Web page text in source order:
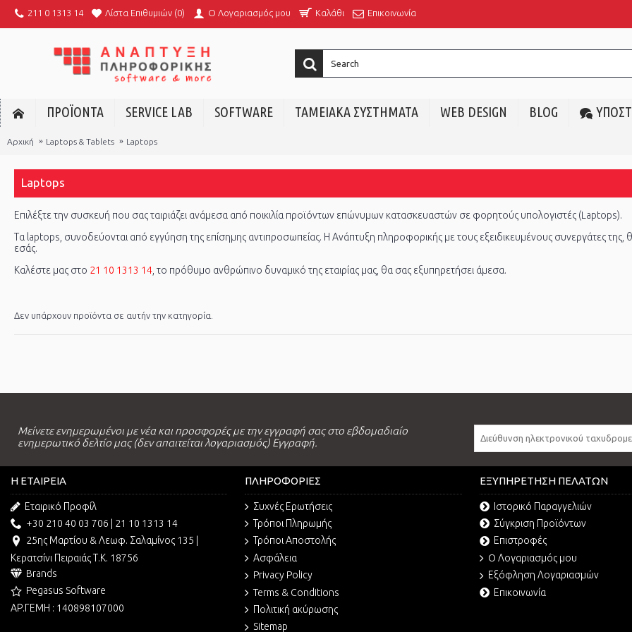
211 0 1313 14 Λίστα Επιθυμιών (0) O Λογαριασμός μου Καλάθι Επικοινωνία
ΠΡΟΪΟΝΤΑ SERVICE LAB SOFTWARE ΤΑΜΕΙΑΚΑ ΣΥΣΤΗΜΑΤΑ WEB DESIGN BLOG
Αρχική Laptops & Tablets Laptops
Laptops
Επιλέξτε την συσκευή που σας ταιριάζει ανάμεσα από ποικιλία προϊόντων επώνυμων κατασκευαστών σε φορητούς υπολογιστές (Laptops).
Τα laptops, συνοδεύονται από εγγύηση της επίσημης αντιπροσωπείας. Η Ανάπτυξη πληροφορικής με τους εξειδικευμένους συνεργάτες
εσάς.
Καλέστε μας στο 21 10 1313 14 , το πρόθυμο ανθρώπινο δυναμικό της εταιρίας μας, θα σας εξυπηρετήσει άμεσα.
Δεν υπάρχουν προϊόντα σε αυτήν την κατηγορία.
Μείνετε ενημερωμένοι με νέα και προσφορές με την εγγραφή σας στο εβδομαδιαίο
ενημερωτικό δελτίο μας (δεν απαιτείται λογαριασμός) Εγγραφή.
Η ΕΤΑΙΡΕΊΑ
Εταιρικό Προφίλ
+30 210 40 03 706 | 21 10 1313 14
25ης Μαρτίου & Λεωφ. Σαλαμίνος 135 |
Κερατσίνι Πειραιάς Τ.Κ. 18756
Brands
Pegasus Software
ΑΡ.ΓΕΜΗ : 140898107000
ΠΛΗΡΟΦΟΡΊΕΣ
Συχνές Ερωτήσεις
Τρόποι Πληρωμής
Τρόποι Αποστολής
Ασφάλεια
Privacy Policy
Terms & Conditions
Πολιτική ακύρωσης
Sitemap
ΕΞΥΠΗΡΈΤΗΣΗ ΠΕΛΑΤΏΝ
Ιστορικό Παραγγελιών
Σύγκριση Προϊόντων
Επιστροφές
O Λογαριασμός μου
Εξόφληση Λογαριασμών
Επικοινωνία